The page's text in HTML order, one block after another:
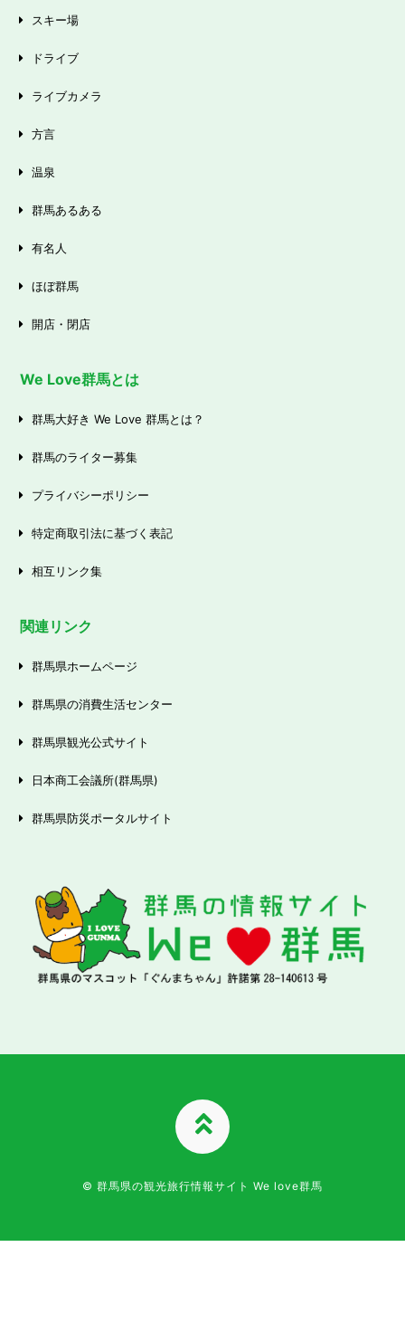
スキー場
ドライブ
ライブカメラ
方言
温泉
群馬あるある
有名人
ほぼ群馬
開店・閉店
We Love群馬とは
群馬大好き We Love 群馬とは？
群馬のライター募集
プライバシーポリシー
特定商取引法に基づく表記
相互リンク集
関連リンク
群馬県ホームページ
群馬県の消費生活センター
群馬県観光公式サイト
日本商工会議所(群馬県)
群馬県防災ポータルサイト
TOPへ
© 群馬県の観光旅行情報サイト We love群馬